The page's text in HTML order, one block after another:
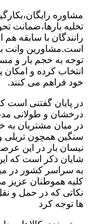
مشاوره
تخلیه بارها،ضمانت
رانندگان با سابقه
است.مشاورین وانت
توجه به حجم بار و
انتخاب کرده و
خود فراهم می کنند.
در پایان گفتنی است
درخشان و طولانی
در میان مشتریان به
سنگین همچون تریلی
نیسان بار در این
شایان ذکر است که
به سراسر کشور در
کلیه هموطنان عزیز
نکاتی که در حمل و
ها توجه کرد